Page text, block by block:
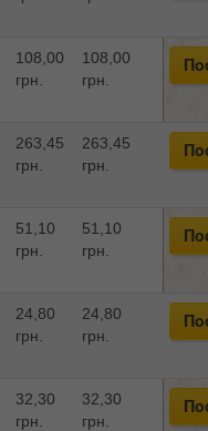
108,00
грн.
108,00
грн.
263,45
грн.
263,45
грн.
51,10
грн.
51,10
грн.
24,80
грн.
24,80
грн.
32,30
грн.
32,30
грн.